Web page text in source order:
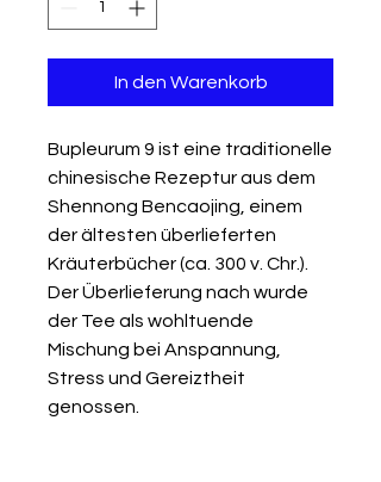
In den Warenkorb
Bupleurum 9 ist eine traditionelle
chinesische Rezeptur aus dem
Shennong Bencaojing, einem
der ältesten überlieferten
Kräuterbücher (ca. 300 v. Chr.).
Der Überlieferung nach wurde
der Tee als wohltuende
Mischung bei Anspannung,
Stress und Gereiztheit
genossen.